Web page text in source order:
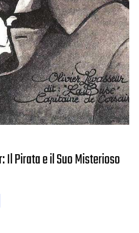
Il Pirata e il Suo Misterioso